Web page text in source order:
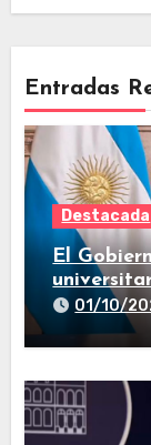
Entradas
Destacada
El
están
01/10/